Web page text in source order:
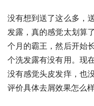
没有想到送了这么多，
发露，真的感觉太划算
个月的霸王，然后开始
个洗发露有没有用。现
没有感觉头皮发痒，也
评价具体去屑效果怎么样